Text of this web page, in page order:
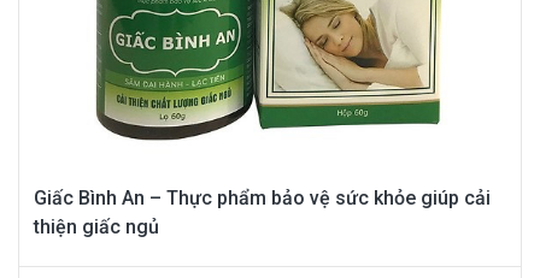
Giấc Bình An – Thực phẩm bảo vệ sức khỏe giúp cải
thiện giấc ngủ